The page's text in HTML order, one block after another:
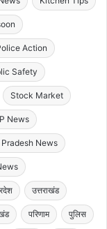
Action
Safety
Stock Market
News
News
उत्तराखंड
परिणाम पुलिस